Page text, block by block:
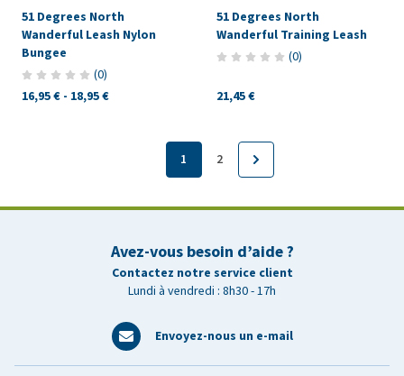
51 Degrees North
Wanderful Leash Nylon
Bungee
(0)
16,95 € - 18,95 €
51 Degrees North
Wanderful Training Leash
(0)
21,45 €
1 2
Avez-vous besoin d’aide ?
Contactez notre service client
Lundi à vendredi : 8h30 - 17h
Envoyez-nous un e-mail